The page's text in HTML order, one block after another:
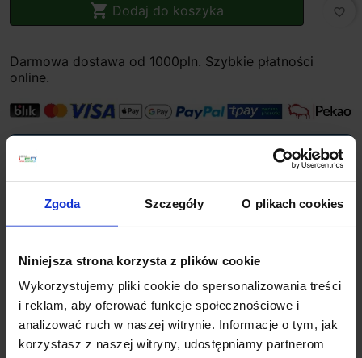
Zgoda Szczegóły O plikach cookies
Niniejsza strona korzysta z plików cookie
Wykorzystujemy pliki cookie do spersonalizowania treści
i reklam, aby oferować funkcje społecznościowe i
analizować ruch w naszej witrynie. Informacje o tym, jak
korzystasz z naszej witryny, udostępniamy partnerom
 Dodaj do koszyka favorite_border
Darmowa dostawa od 1000pln. Szybkie płatności
online.
Planujesz większy zakup? Negocjuj cenę!
Wsparcie techniczne
Jeśli masz pytania lub potrzebujesz pomocy, zadzwoń
odpowiedzi na e-maile od 8:00 do 22:00.
phone +48 694 000 777,+48 799 220 777
email sklep@salonled.pl